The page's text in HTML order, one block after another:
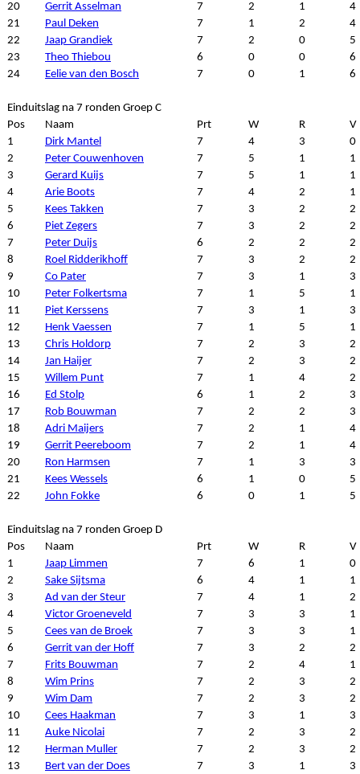
20
Gerrit Asselman 7 2 1
4
21
Paul Deken 7 1 2
4
22
Jaap Grandiek 7 2 0
5
23
Theo Thiebou 6 0 0
6
24
Eelie van den Bosch 7 0 1 6
Einduitslag na 7 ronden Groep C
Pos
Naam Prt W R
V
1
Dirk Mantel 7 4 3
0
2
Peter Couwenhoven 7 5 1
1
3
Gerard Kuijs 7 5 1
1
4
Arie Boots 7 4 2
1
5
Kees Takken 7 3 2
2
6
Piet Zegers 7 3 2
2
7
Peter Duijs 6 2 2
2
8
Roel Ridderikhoff 7 3 2
2
9
Co Pater 7 3 1
3
10
Peter Folkertsma 7 1 5
1
11
Piet Kerssens 7 3 1
3
12
Henk Vaessen 7 1 5
1
13
Chris Holdorp 7 2 3
2
14
Jan Haijer 7 2 3
2
15
Willem Punt 7 1 4
2
16
Ed Stolp 6 1 2
3
17
Rob Bouwman 7 2 2
3
18
Adri Maijers 7 2 1
4
19
Gerrit Peereboom 7 2 1
4
20
Ron Harmsen 7 1 3
3
21
Kees Wessels 6 1 0
5
22
John Fokke 6 0 1 5
Einduitslag na 7 ronden Groep D
Pos
Naam Prt W R
V
1
Jaap Limmen 7 6 1
0
2
Sake Sijtsma 6 4 1
1
3
Ad van der Steur 7 4 1
2
4
Victor Groeneveld 7 3 3
1
5
Cees van de Broek 7 3 3
1
6
Gerrit van der Hoff 7 3 2
2
7
Frits Bouwman 7 2 4
1
8
Wim Prins 7 2 3
2
9
Wim Dam 7 2 3
2
10
Cees Haakman 7 3 1
3
11
Auke Nicolai 7 2 3
2
12
Herman Muller 7 2 3
2
13
Bert van der Does 7 3 1 3